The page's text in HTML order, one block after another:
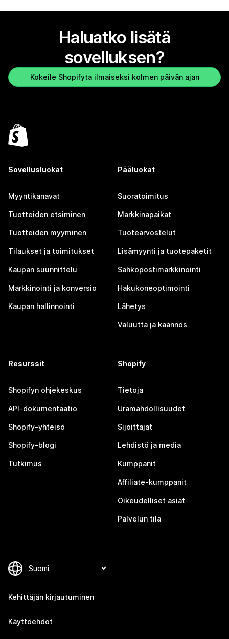
Haluatko lisätä
sovelluksen?
Kokeile Shopifyta ilmaiseksi kolmen päivän ajan
Sovellusluokat
Myyntikanavat
Tuotteiden etsiminen
Tuotteiden myyminen
Tilaukset ja toimitukset
Kaupan suunnittelu
Markkinointi ja konversio
Kaupan hallinnointi
Pääluokat
Suoratoimitus
Markkinapaikat
Tuotearvostelut
Lisämyynti ja tuotepaketit
Sähköpostimarkkinointi
Hakukoneoptimointi
Lähetys
Valuutta ja käännös
Resurssit
Shopifyn ohjekeskus
API-dokumentaatio
Shopify-yhteisö
Shopify-blogi
Tutkimus
Shopify
Tietoja
Uramahdollisuudet
Sijoittajat
Lehdistö ja media
Kumppanit
Affiliate-kumppanit
Oikeudelliset asiat
Palvelun tila
Kehittäjän kirjautuminen
Käyttöehdot